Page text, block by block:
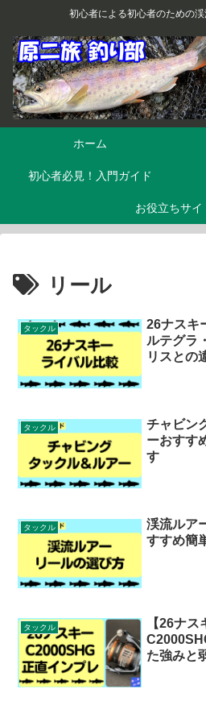
初心者による初心者のための
ホーム
初心者必見！入門ガイド
お役立ちサイ
リール
タックル
26ナスキ
ルテグラ
リスとの
タックル
チャビン
ーおすす
す
タックル
渓流ルア
すすめ簡
タックル
【26ナス
た強みと